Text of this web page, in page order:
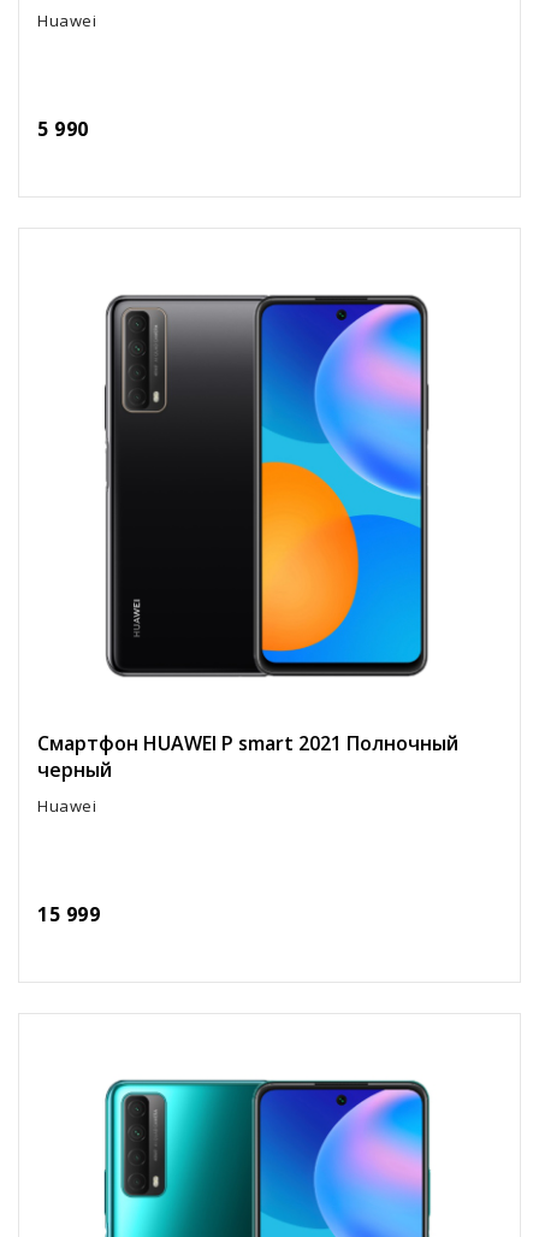
Huawei
5 990
Смартфон HUAWEI P smart 2021 Полночный
черный
Huawei
15 999